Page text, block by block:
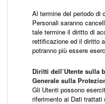
Al termine del periodo di
Personali saranno
tale termine il diritto di
rettificazione ed il diritto
potranno più essere
Diritti dell’Utente sulla
Generale sulla
Gli Utenti possono
riferimento ai Dati trattati